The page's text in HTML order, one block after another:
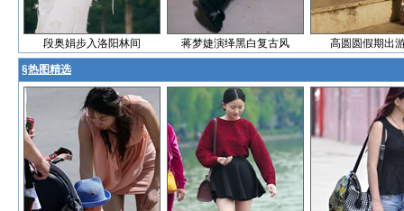
段奥娟步入洛阳林间 蒋梦婕演绎黑白复古风 高圆圆假期出
§热图精选